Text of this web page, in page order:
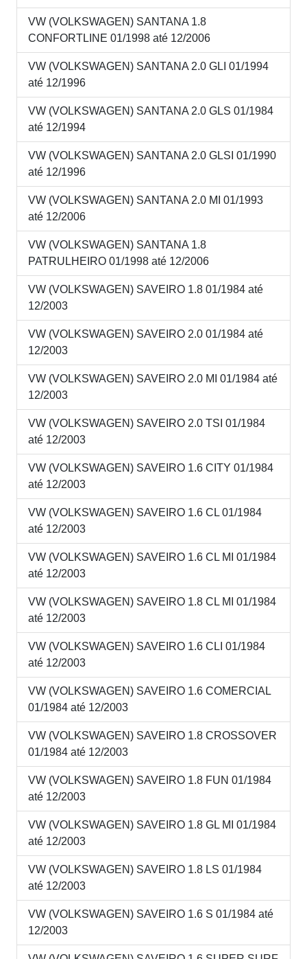
VW (VOLKSWAGEN) SANTANA 1.8
CONFORTLINE 01/1998 até 12/2006
VW (VOLKSWAGEN) SANTANA 2.0 GLI 01/1994
até 12/1996
VW (VOLKSWAGEN) SANTANA 2.0 GLS 01/1984
até 12/1994
VW (VOLKSWAGEN) SANTANA 2.0 GLSI 01/1990
até 12/1996
VW (VOLKSWAGEN) SANTANA 2.0 MI 01/1993
até 12/2006
VW (VOLKSWAGEN) SANTANA 1.8
PATRULHEIRO 01/1998 até 12/2006
VW (VOLKSWAGEN) SAVEIRO 1.8 01/1984 até
12/2003
VW (VOLKSWAGEN) SAVEIRO 2.0 01/1984 até
12/2003
VW (VOLKSWAGEN) SAVEIRO 2.0 MI 01/1984 até
12/2003
VW (VOLKSWAGEN) SAVEIRO 2.0 TSI 01/1984
até 12/2003
VW (VOLKSWAGEN) SAVEIRO 1.6 CITY 01/1984
até 12/2003
VW (VOLKSWAGEN) SAVEIRO 1.6 CL 01/1984
até 12/2003
VW (VOLKSWAGEN) SAVEIRO 1.6 CL MI 01/1984
até 12/2003
VW (VOLKSWAGEN) SAVEIRO 1.8 CL MI 01/1984
até 12/2003
VW (VOLKSWAGEN) SAVEIRO 1.6 CLI 01/1984
até 12/2003
VW (VOLKSWAGEN) SAVEIRO 1.6 COMERCIAL
01/1984 até 12/2003
VW (VOLKSWAGEN) SAVEIRO 1.8 CROSSOVER
01/1984 até 12/2003
VW (VOLKSWAGEN) SAVEIRO 1.8 FUN 01/1984
até 12/2003
VW (VOLKSWAGEN) SAVEIRO 1.8 GL MI 01/1984
até 12/2003
VW (VOLKSWAGEN) SAVEIRO 1.8 LS 01/1984
até 12/2003
VW (VOLKSWAGEN) SAVEIRO 1.6 S 01/1984 até
12/2003